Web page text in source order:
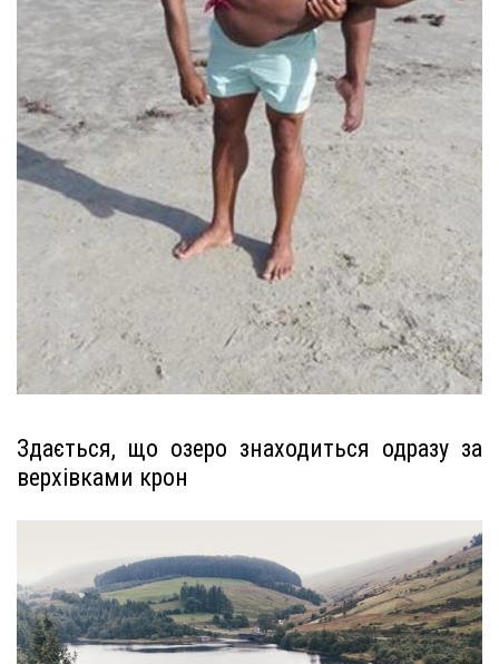
Здається, що озеро знаходиться одразу за
верхівками крон